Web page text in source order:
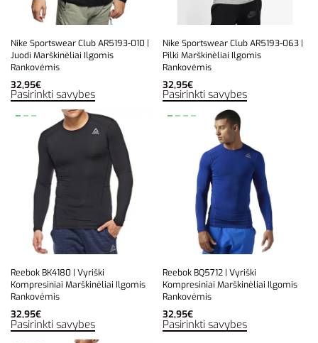
Nike Sportswear Club AR5193-010 |
Juodi Marškinėliai Ilgomis
Rankovėmis
32,95€
Pasirinkti savybes
Nike Sportswear Club AR5193-063 |
Pilki Marškinėliai Ilgomis
Rankovėmis
32,95€
Pasirinkti savybes
Reebok BK4180 | Vyriški
Kompresiniai Marškinėliai Ilgomis
Rankovėmis
32,95€
Pasirinkti savybes
Reebok BQ5712 | Vyriški
Kompresiniai Marškinėliai Ilgomis
Rankovėmis
32,95€
Pasirinkti savybes